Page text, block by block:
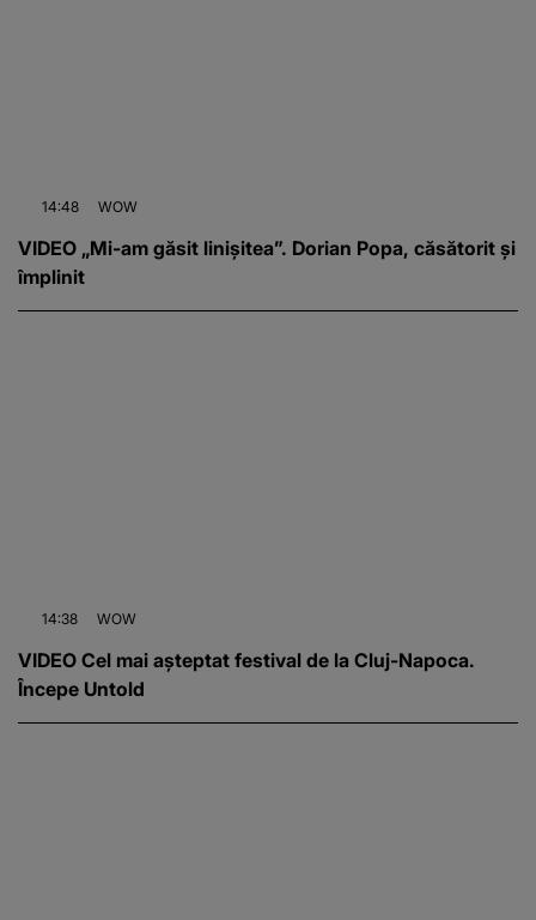
14:48 WOW
VIDEO „Mi-am găsit linișitea”. Dorian Popa, căsătorit și
împlinit
14:38 WOW
VIDEO Cel mai așteptat festival de la Cluj-Napoca.
Începe Untold